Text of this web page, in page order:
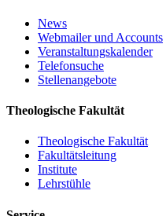
News
Webmailer und Accounts
Veranstaltungskalender
Telefonsuche
Stellenangebote
Theologische Fakultät
Theologische Fakultät
Fakultätsleitung
Institute
Lehrstühle